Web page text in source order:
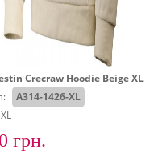
Crecraw Hoodie Beige XL
A314-1426-XL
грн.